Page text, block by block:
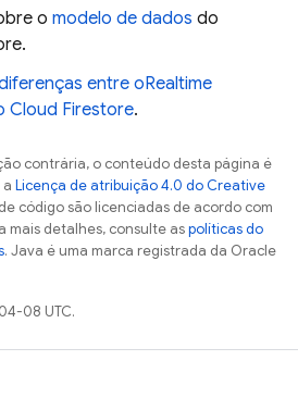
o modelo de dados do
.
entre oRealtime
Cloud Firestore.
contrária, o conteúdo desta página é
Licença de atribuição 4.0 do Creative
código são licenciadas de acordo com
mais detalhes, consulte aspolíticas do
. Java é uma marca registrada da Oracle
08 UTC.